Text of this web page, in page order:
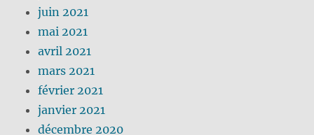
juin 2021
mai 2021
avril 2021
mars 2021
février 2021
janvier 2021
décembre 2020